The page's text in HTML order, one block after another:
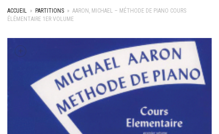
ACCUEIL » PARTITIONS » AARON, MICHAEL – MÉTHODE DE PIANO COURS
ÉLÉMENTAIRE 1ER VOLUME
+